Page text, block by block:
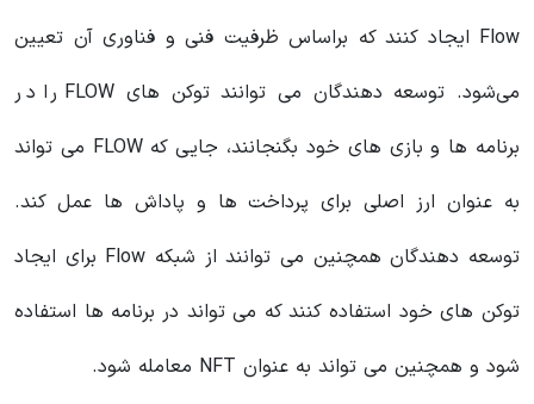
Flow ایجاد کنند که براساس ظرفیت فنی و فناوری آن تعیین
می‌شود. توسعه دهندگان می توانند توکن های FLOW را در
برنامه ها و بازی های خود بگنجانند، جایی که FLOW می تواند
به عنوان ارز اصلی برای پرداخت ها و پاداش ها عمل کند.
توسعه دهندگان همچنین می توانند از شبکه Flow برای ایجاد
توکن های خود استفاده کنند که می تواند در برنامه ها استفاده
شود و همچنین می تواند به عنوان NFT معامله شود.